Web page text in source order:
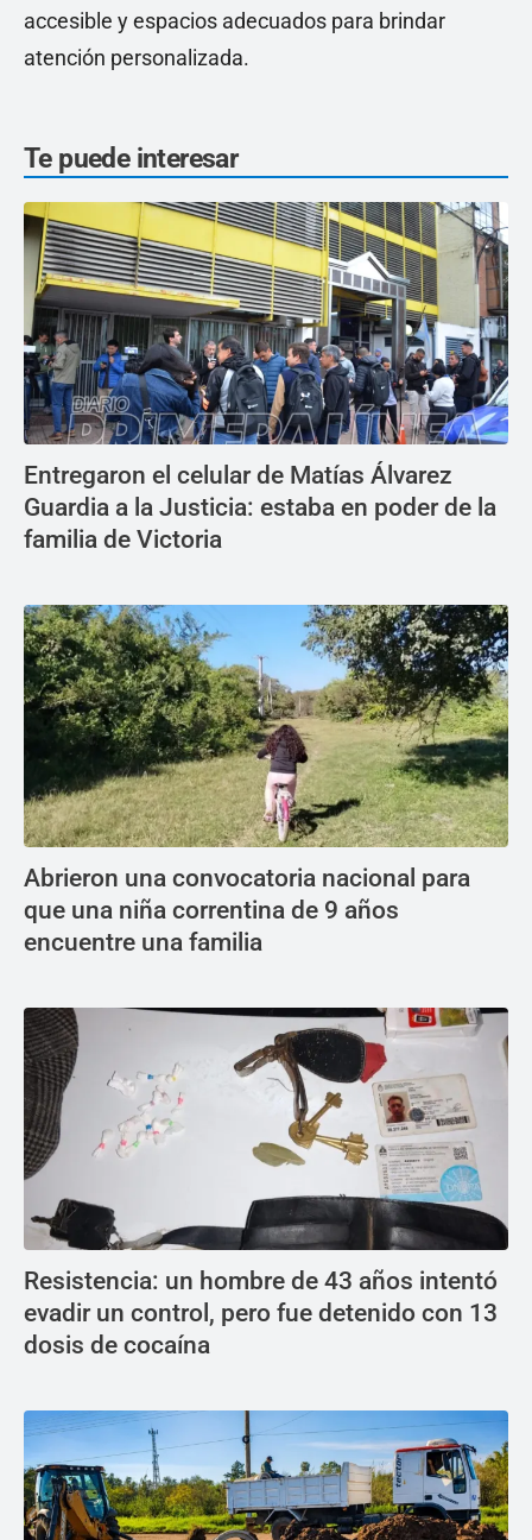
accesible y espacios adecuados para brindar
atención personalizada.
Te puede interesar
Entregaron el celular de Matías Álvarez
Guardia a la Justicia: estaba en poder de la
familia de Victoria
Abrieron una convocatoria nacional para
que una niña correntina de 9 años
encuentre una familia
Resistencia: un hombre de 43 años intentó
evadir un control, pero fue detenido con 13
dosis de cocaína